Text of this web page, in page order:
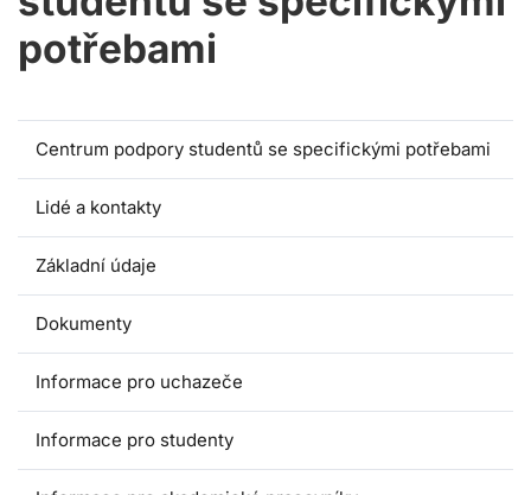
potřebami
Centrum podpory studentů se specifickými potřebami
Lidé a kontakty
Základní údaje
Dokumenty
Informace pro uchazeče
Informace pro studenty